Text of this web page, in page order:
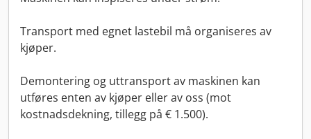
Transport med egnet lastebil må organiseres av
kjøper.
Demontering og uttransport av maskinen kan
utføres enten av kjøper eller av oss (mot
kostnadsdekning, tillegg på € 1.500).